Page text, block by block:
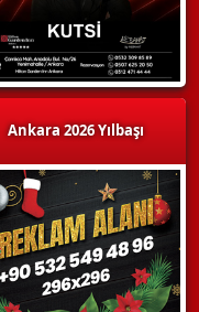
Ankara 2026 Yılbaşı